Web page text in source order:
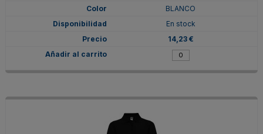
BLANCO
En stock
14,23 €